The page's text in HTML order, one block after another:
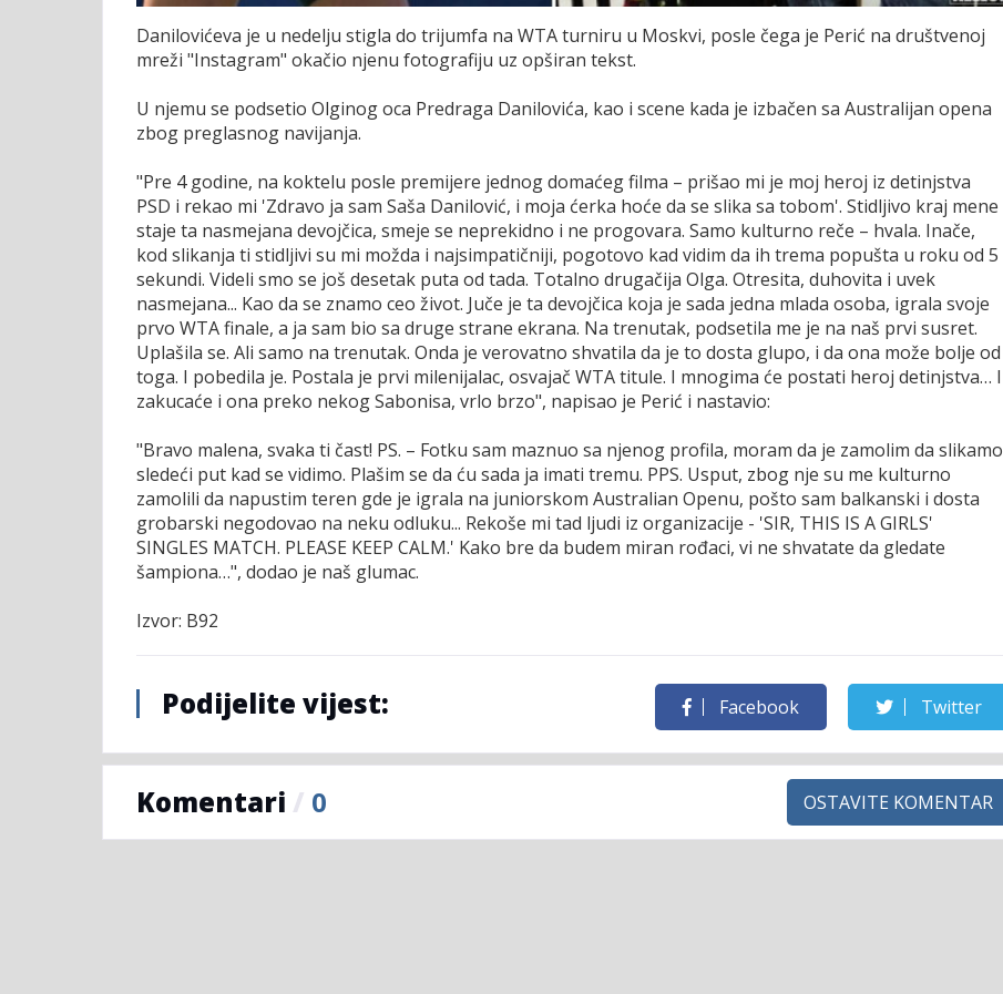
Danilovićeva je u nedelju stigla do trijumfa na WTA turniru u Moskvi, posle čega je Perić na društvenoj
mreži "Instagram" okačio njenu fotografiju uz opširan tekst.
U njemu se podsetio Olginog oca Predraga Danilovića, kao i scene kada je izbačen sa Australijan opena
zbog preglasnog navijanja.
"Pre 4 godine, na koktelu posle premijere jednog domaćeg filma – prišao mi je moj heroj iz detinjstva
PSD i rekao mi 'Zdravo ja sam Saša Danilović, i moja ćerka hoće da se slika sa tobom'. Stidljivo kraj mene
staje ta nasmejana devojčica, smeje se neprekidno i ne progovara. Samo kulturno reče – hvala. Inače,
kod slikanja ti stidljivi su mi možda i najsimpatičniji, pogotovo kad vidim da ih trema popušta u roku od 5
sekundi. Videli smo se još desetak puta od tada. Totalno drugačija Olga. Otresita, duhovita i uvek
nasmejana... Kao da se znamo ceo život. Juče je ta devojčica koja je sada jedna mlada osoba, igrala svoje
prvo WTA finale, a ja sam bio sa druge strane ekrana. Na trenutak, podsetila me je na naš prvi susret.
Uplašila se. Ali samo na trenutak. Onda je verovatno shvatila da je to dosta glupo, i da ona može bolje od
toga. I pobedila je. Postala je prvi milenijalac, osvajač WTA titule. I mnogima će postati heroj detinjstva… I
zakucaće i ona preko nekog Sabonisa, vrlo brzo", napisao je Perić i nastavio:
"Bravo malena, svaka ti čast! PS. – Fotku sam maznuo sa njenog profila, moram da je zamolim da slikamo
sledeći put kad se vidimo. Plašim se da ću sada ja imati tremu. PPS. Usput, zbog nje su me kulturno
zamolili da napustim teren gde je igrala na juniorskom Australian Openu, pošto sam balkanski i dosta
grobarski negodovao na neku odluku... Rekoše mi tad ljudi iz organizacije - 'SIR, THIS IS A GIRLS'
SINGLES MATCH. PLEASE KEEP CALM.' Kako bre da budem miran rođaci, vi ne shvatate da gledate
šampiona…", dodao je naš glumac.
Izvor: B92
Podijelite vijest: Facebook Twitter
Komentari / 0 OSTAVITE KOMENTAR